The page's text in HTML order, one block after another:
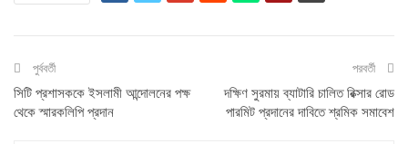
পুর্ববর্তী
সিটি প্রশাসককে ইসলামী আন্দোলনের পক্ষ
থেকে স্মারকলিপি প্রদান
পরবর্তী
দক্ষিণ সুরমায় ব্যাটারি চালিত রিক্সার রোড
পারমিট প্রদানের দাবিতে শ্রমিক সমাবেশ